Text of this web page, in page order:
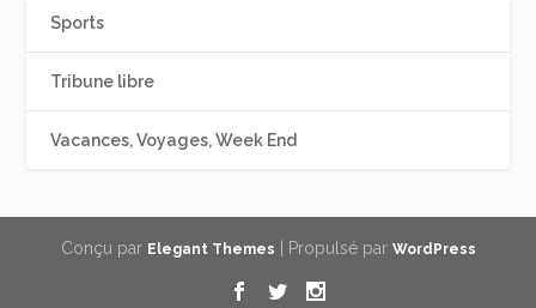
Sports
Tribune libre
Vacances, Voyages, Week End
Conçu par Elegant Themes | Propulsé par WordPress